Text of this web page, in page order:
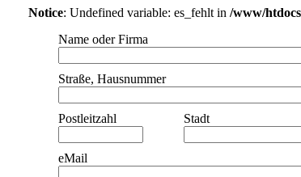
Notice: Undefined variable: es_fehlt in /www/
Name oder Firma
Straße, Hausnummer
Postleitzahl Stadt
eMail